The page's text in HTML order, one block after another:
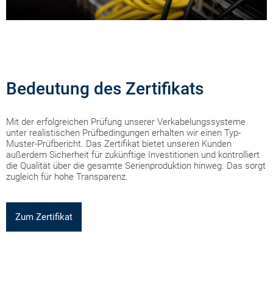
Bedeutung des Zertifikats
Mit der erfolgreichen Prüfung unserer Verkabelungssysteme
unter realistischen Prüfbedingungen erhalten wir einen Typ-
Muster-Prüfbericht. Das Zertifikat bietet unseren Kunden
außerdem Sicherheit für zukünftige Investitionen und kontrolliert
die Qualität über die gesamte Serienproduktion hinweg. Das sorgt
zugleich für hohe Transparenz.
Zum Zertifikat